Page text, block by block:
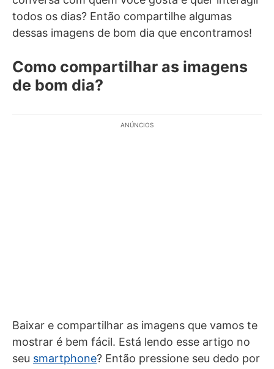
todos os dias? Então compartilhe algumas
dessas imagens de bom dia que encontramos!
Como compartilhar as imagens
de bom dia?
ANÚNCIOS
Baixar e compartilhar as imagens que vamos te
mostrar é bem fácil. Está lendo esse artigo no
seu smartphone? Então pressione seu dedo por